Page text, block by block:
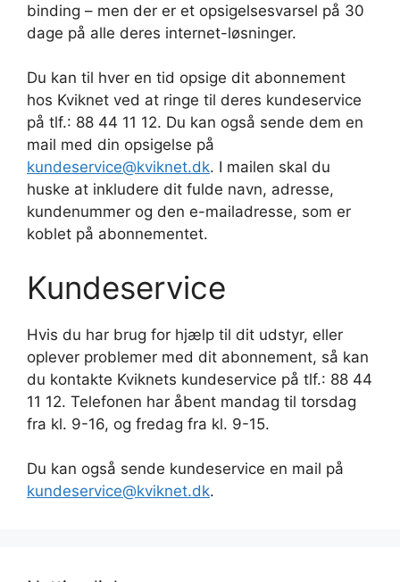
binding – men der er et opsigelsesvarsel på 30
dage på alle deres internet-løsninger.
Du kan til hver en tid opsige dit abonnement
hos Kviknet ved at ringe til deres kundeservice
på tlf.: 88 44 11 12. Du kan også sende dem en
mail med din opsigelse på
kundeservice@kviknet.dk. I mailen skal du
huske at inkludere dit fulde navn, adresse,
kundenummer og den e-mailadresse, som er
koblet på abonnementet.
Kundeservice
Hvis du har brug for hjælp til dit udstyr, eller
oplever problemer med dit abonnement, så kan
du kontakte Kviknets kundeservice på tlf.: 88 44
11 12. Telefonen har åbent mandag til torsdag
fra kl. 9-16, og fredag fra kl. 9-15.
Du kan også sende kundeservice en mail på
kundeservice@kviknet.dk.